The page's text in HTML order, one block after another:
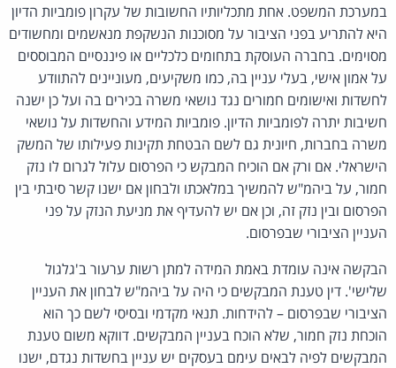
במערכת המשפט. אחת מתכליותיו החשובות של עקרון פומביות הדיון
היא להתריע בפני הציבור על מסוכנות הנשקפת מנאשמים ומחשודים
מסוימים. בחברה העוסקת בתחומים כלכליים או פיננסיים המבוססים
על אמון אישי, בעלי עניין בה, כמו משקיעים, מעוניינים להתוודע
לחשדות ואישומים חמורים נגד נושאי משרה בכירים בה ועל כן ישנה
חשיבות יתרה לפומביות הדיון. פומביות המידע והחשדות על נושאי
משרה בחברות, חיונית גם לשם הבטחת תקינות פעילותו של המשק
הישראלי. אם ורק אם הוכיח המבקש כי הפרסום עלול לגרום לו נזק
חמור, על ביהמ"ש להמשיך במלאכתו ולבחון אם ישנו קשר סיבתי בין
הפרסום ובין נזק זה, וכן אם יש להעדיף את מניעת הנזק על פני
העניין הציבורי שבפרסום.
הבקשה אינה עומדת באמת המידה למתן רשות ערעור ב'גלגול
שלישי'. דין טענת המבקשים כי היה על ביהמ"ש לבחון את העניין
הציבורי שבפרסום – להידחות. תנאי מקדמי ובסיסי לשם כך הוא
הוכחת נזק חמור, שלא הוכח בעניין המבקשים. דווקא משום טענת
המבקשים לפיה לבאים עימם בעסקים יש עניין בחשדות נגדם, ישנו